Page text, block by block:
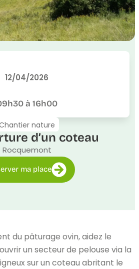
12/04/2026
à 16h00
nature
d’un coteau
Rocquemont
ma place
du pâturage ovin, aidez le
un secteur de pelouse via la
sur un coteau abritant le